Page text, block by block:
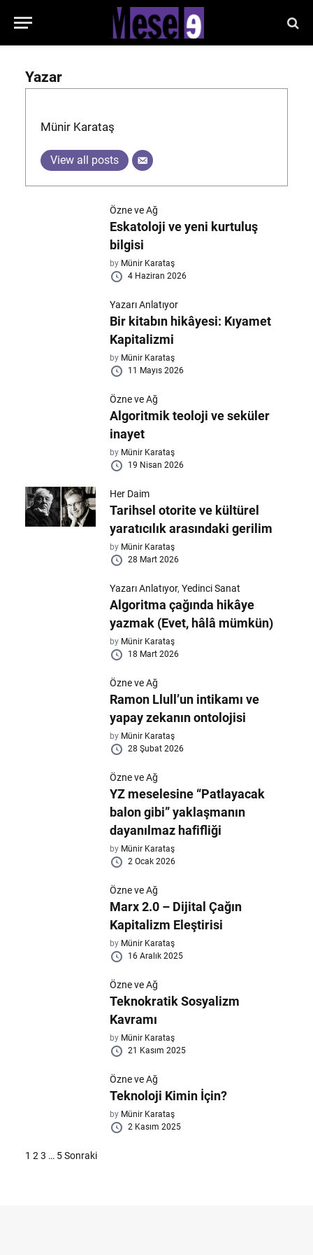
Yazar
Münir Karataş
View all posts
Özne ve Ağ
Eskatoloji ve yeni kurtuluş
bilgisi
by Münir Karataş
4 Haziran 2026
Yazarı Anlatıyor
Bir kitabın hikâyesi: Kıyamet
Kapitalizmi
by Münir Karataş
11 Mayıs 2026
Özne ve Ağ
Algoritmik teoloji ve seküler
inayet
by Münir Karataş
19 Nisan 2026
Her Daim
Tarihsel otorite ve kültürel
yaratıcılık arasındaki gerilim
by Münir Karataş
28 Mart 2026
Yazarı Anlatıyor,Yedinci Sanat
Algoritma çağında hikâye
yazmak (Evet, hâlâ mümkün)
by Münir Karataş
18 Mart 2026
Özne ve Ağ
Ramon Llull’un intikamı ve
yapay zekanın ontolojisi
by Münir Karataş
28 Şubat 2026
Özne ve Ağ
YZ meselesine “Patlayacak
balon gibi” yaklaşmanın
dayanılmaz hafifliği
by Münir Karataş
2 Ocak 2026
Özne ve Ağ
Marx 2.0 – Dijital Çağın
Kapitalizm Eleştirisi
by Münir Karataş
16 Aralık 2025
Özne ve Ağ
Teknokratik Sosyalizm
Kavramı
by Münir Karataş
21 Kasım 2025
Özne ve Ağ
Teknoloji Kimin İçin?
by Münir Karataş
2 Kasım 2025
Yazı
1 2 3 … 5Sonraki